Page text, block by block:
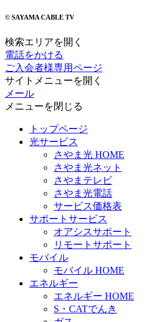
© SAYAMA CABLE TV
検索エリアを開く
電話をかける
ご入会者様専用ページ
サイトメニューを開く
メール
メニューを閉じる
トップページ
光サービス
さやま光 HOME
さやま光ネット
さやまテレビ
さやま光電話
サービス価格表
サポートサービス
オアシスサポート
リモートサポート
モバイル
モバイル HOME
エネルギー
エネルギー HOME
S・CATでんき